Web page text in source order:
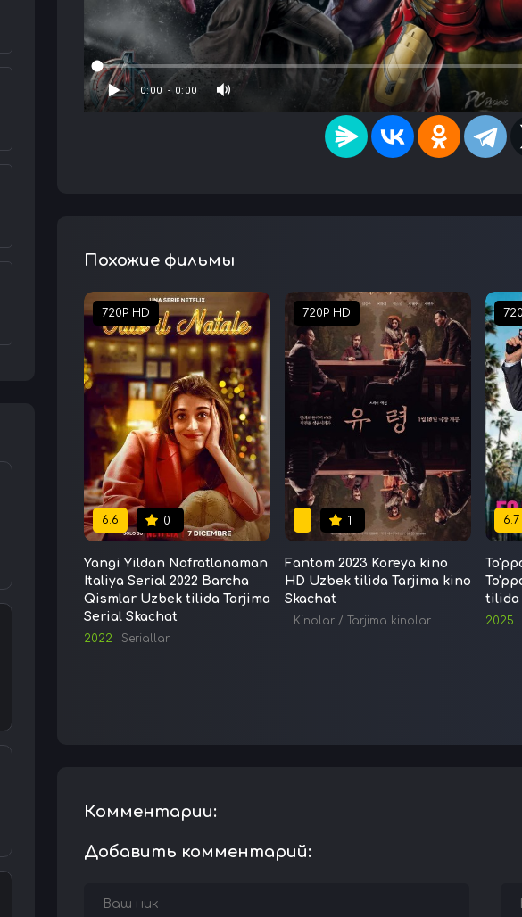
Похожие фильмы
720P HD
6.6 0
Yangi Yildan Nafratlanaman
Italiya Serial 2022 Barcha
Qismlar Uzbek tilida Tarjima
Serial Skachat
2022 Seriallar
720P HD
1
Fantom 2023 Koreya kino
HD Uzbek tilida Tarjima kino
Skachat
Kinolar / Tarjima kinolar
6.7
tilida
2025
Комментарии:
Добавить комментарий: